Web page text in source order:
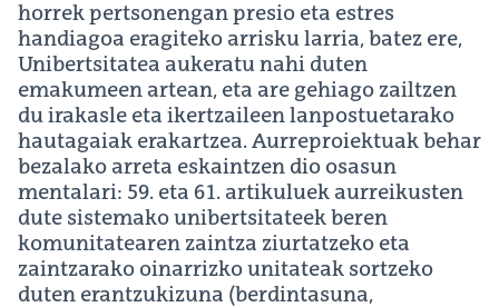
horrek pertsonengan presio eta estres
handiagoa eragiteko arrisku larria, batez ere,
Unibertsitatea aukeratu nahi duten
emakumeen artean, eta are gehiago zailtzen
du irakasle eta ikertzaileen lanpostuetarako
hautagaiak erakartzea. Aurreproiektuak behar
bezalako arreta eskaintzen dio osasun
mentalari: 59. eta 61. artikuluek aurreikusten
dute sistemako unibertsitateek beren
komunitatearen zaintza ziurtatzeko eta
zaintzarako oinarrizko unitateak sortzeko
duten erantzukizuna (berdintasuna,